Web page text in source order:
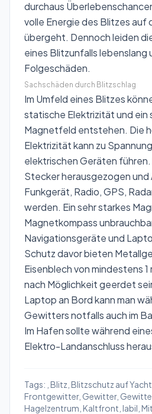
durchaus
volle Energie des Blitzes auf
übergeht. Dennoch leiden
eines Blitzunfalls lebenslang
Folgeschäden.
Sachschäden durch Blitzschlag
Im Umfeld eines Blitzes
statische Elektrizität und ein
Magnetfeld entstehen. Die
Elektrizität kann zu
elektrischen Geräten führen.
Stecker herausgezogen und
Funkgerät, Radio, GPS,
werden. Ein sehr starkes
Magnetkompass
Navigationsgeräte und
Schutz davor bieten
Eisenblech von mindestens
nach Möglichkeit geerdet
Laptop an Bord kann man
Gewitters notfalls auch im
Im Hafen sollte während
Elektro-Landanschluss
Tags: Blitz Blitzschutz auf
Frontgewitter, Gewitter,
Hagelzentrum Kaltfront labil